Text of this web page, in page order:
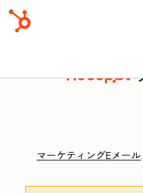
マーケティングEメール